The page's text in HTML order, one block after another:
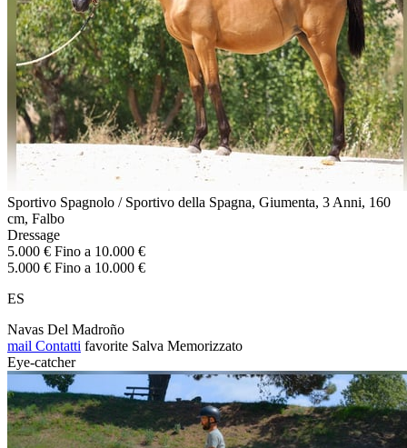
Sportivo Spagnolo / Sportivo della Spagna, Giumenta, 3 Anni, 160
cm, Falbo
Dressage
5.000 € Fino a 10.000 €
5.000 € Fino a 10.000 €
ES
Navas Del Madroño
mail Contatti favorite Salva Memorizzato
Eye-catcher